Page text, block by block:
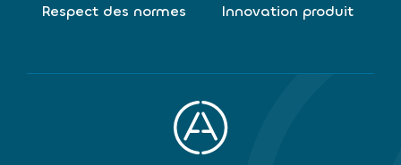
Respect des normes Innovation produit